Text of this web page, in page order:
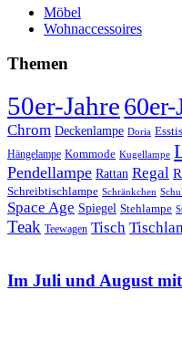
Möbel
Wohnaccessoires
Themen
50er-Jahre60er-
Chrom Deckenlampe Doria
Hängelampe Kommode Kugellampe
Pendellampe Rattan Regal
Schreibtischlampe Schränkchen
Space Age Spiegel Stehlampe
Teak Teewagen Tisch
Im Juli und August